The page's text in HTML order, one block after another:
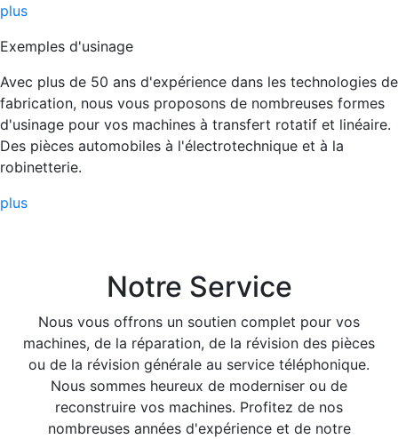
plus
Exemples d'usinage
Avec plus de 50 ans d'expérience dans les technologies de
fabrication, nous vous proposons de nombreuses formes
d'usinage pour vos machines à transfert rotatif et linéaire.
Des pièces automobiles à l'électrotechnique et à la
robinetterie.
plus
Notre Service
Nous vous offrons un soutien complet pour vos
machines, de la réparation, de la révision des pièces
ou de la révision générale au service téléphonique.
Nous sommes heureux de moderniser ou de
reconstruire vos machines. Profitez de nos
nombreuses années d'expérience et de notre